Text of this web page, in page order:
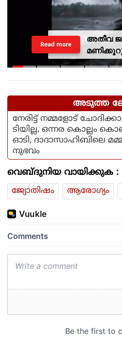
അതീവ
റെഡ്
Read more
അടുത്ത
നേരിട്ട് നമ്മളോട്
ടിയില്ല, ഒന്നര കൊല്ലം
ഓടി, ദാദാസാഹിബിലെ
നുഭവം
വെബ്ദുനിയ വായിക്കുക :
ജ്യോതിഷം
ആരോഗ്യം